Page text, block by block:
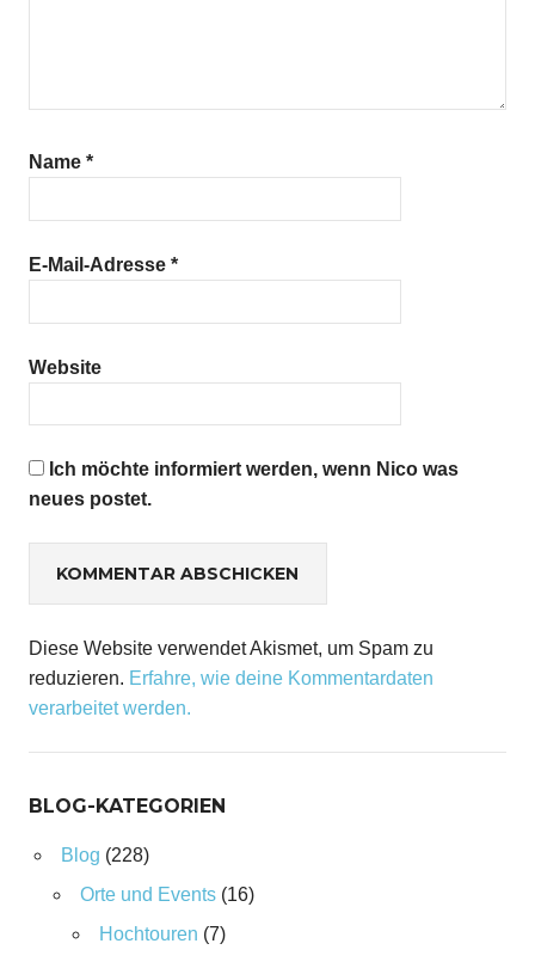
Name *
E-Mail-Adresse *
Website
Ich möchte informiert werden, wenn Nico was
neues postet.
Diese Website verwendet Akismet, um Spam zu
reduzieren. Erfahre, wie deine Kommentardaten
verarbeitet werden.
BLOG-KATEGORIEN
Blog (228)
Orte und Events(16)
Hochtouren (7)